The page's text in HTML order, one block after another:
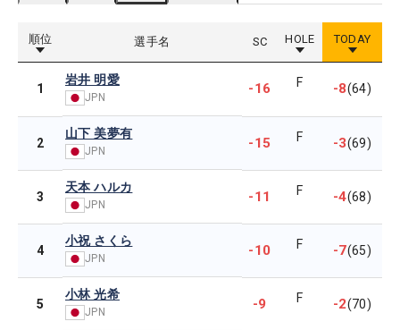
順位 選手名 SC HOLE TODAY
1
岩井 明愛
JPN
-16 F -8(64)
2
山下 美夢有
JPN -15 F -3(69)
3
天本 ハルカ
JPN -11 F -4(68)
4
小祝 さくら
JPN -10 F -7(65)
5
小林 光希
JPN -9 F -2(70)